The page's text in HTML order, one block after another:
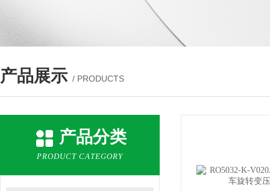
产品展示 / PRODUCTS
产品分类
PRODUCT CATEGORY